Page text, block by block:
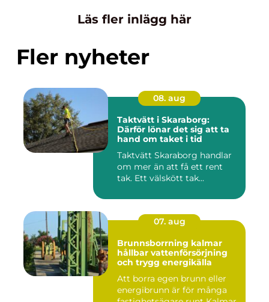
Läs fler inlägg här
Fler nyheter
08. aug
Taktvätt i Skaraborg:
Därför lönar det sig att ta
hand om taket i tid
Taktvätt Skaraborg handlar
om mer än att få ett rent
tak. Ett välskött tak...
07. aug
Brunnsborrning kalmar
hållbar vattenförsörjning
och trygg energikälla
Att borra egen brunn eller
energibrunn är för många